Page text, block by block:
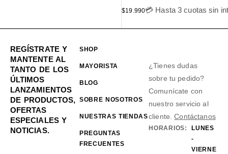
$19.990💳 Hasta 3 cuotas sin
REGÍSTRATE Y
MANTENTE AL
TANTO DE LOS
ÚLTIMOS
LANZAMIENTOS
DE PRODUCTOS,
OFERTAS
ESPECIALES Y
NOTICIAS.
SHOP
MAYORISTA
BLOG
SOBRE NOSOTROS
NUESTRAS TIENDAS
PREGUNTAS
FRECUENTES
¿Tienes dudas
sobre tu pedido?
Comunícate con
nuestro servicio al
cliente.Contáctanos
HORARIOS:
LUNES
-
VIERNE